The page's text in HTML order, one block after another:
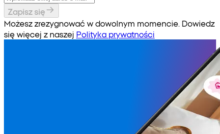
Zapisz się
Możesz zrezygnować w dowolnym momencie. Dowiedz
się więcej z naszej Polityka prywatności